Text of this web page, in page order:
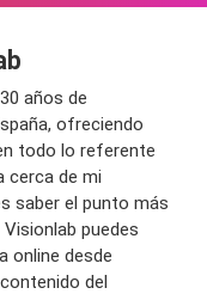
años de
ofreciendo
todo lo referente
cerca de mi
saber el punto más
puedes
online desde
del